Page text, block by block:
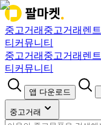
중고거래 중고거래 렌트
티 커뮤니티
중고거래 중고거래 렌트
티 커뮤니티
앱 다운로드
중고거래